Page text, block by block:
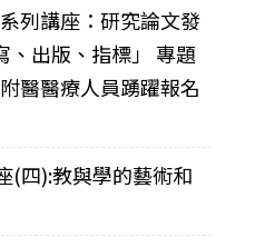
列講座：研究論文發
、出版、指標」 專題
醫醫療人員踴躍報名
(四):教與學的藝術和